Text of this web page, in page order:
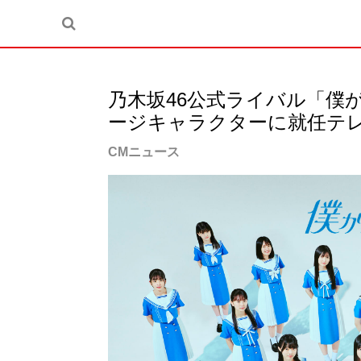
乃木坂46公式ライバル「僕
ージキャラクターに就任テ
CMニュース